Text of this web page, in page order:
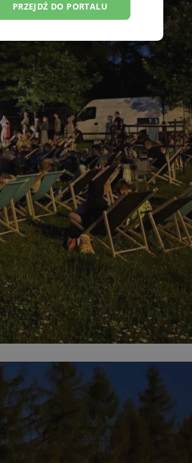
PRZEJDŹ DO PORTALU
Niesklasyfikowane
Niesklasyfikowane
takich jak logowanie użytkownika i
strony internetowej.
przechowuje identyfikator sesji.
przechowuje identyfikator sesji.
przechowuje identyfikator sesji.
jest używany przez usługę Cookie-
zapamiętywania preferencji
zgody użytkownika na pliki cookie.
aby baner cookie Cookie-
poprawnie.
służy do rozróżniania ludzi i
korzystne dla strony internetowej,
tworzenie ważnych raportów
z jej witryny internetowej.
podczas korzystania z witryny.
dotyczące polityki prywatności
zapewniając ich przestrzeganie
Dzięki temu użytkownik nie
konfigurować swoich preferencji,
wygodę i zgodność z regulacjami
klaster serwerów obsługuje
to używane w kontekście
obciążenia w celu optymalizacji